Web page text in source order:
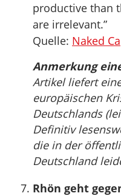
productive than
are irrelevant.”
Quelle: Naked
Anmerkung
Artikel liefert
europäischen
Deutschlands
Definitiv
die in der
Deutschland
Rhön geht